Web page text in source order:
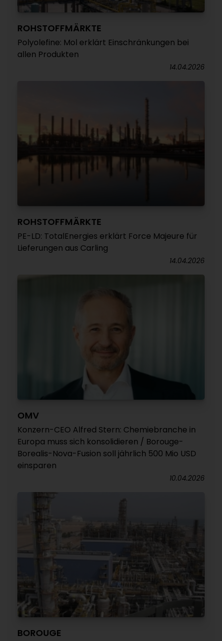
ROHSTOFFMÄRKTE
Polyolefine: Mol erklärt Einschränkungen bei
allen Produkten
14.04.2026
ROHSTOFFMÄRKTE
PE-LD: TotalEnergies erklärt Force Majeure für
Lieferungen aus Carling
14.04.2026
OMV
Konzern-CEO Alfred Stern: Chemiebranche in
Europa muss sich konsolidieren / Borouge-
Borealis-Nova-Fusion soll jährlich 500 Mio USD
einsparen
10.04.2026
BOROUGE